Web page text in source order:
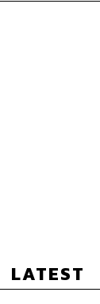
LATEST